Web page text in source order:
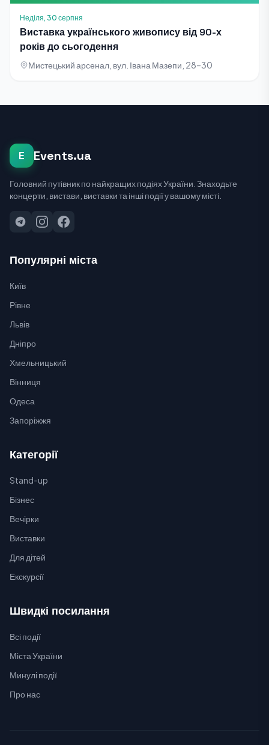
Неділя, 30 серпня
Виставка українського живопису від 90-х
років до сьогодення
Мистецький арсенал, вул. Івана Мазепи, 28–30
E Events.ua
Головний путівник по найкращих подіях України. Знаходьте
концерти, вистави, виставки та інші події у вашому місті.
Популярні міста
Київ
Рівне
Львів
Дніпро
Хмельницький
Вінниця
Одеса
Запоріжжя
Категорії
Stand-up
Бізнес
Вечірки
Виставки
Для дітей
Екскурсії
Швидкі посилання
Всі події
Міста України
Минулі події
Про нас